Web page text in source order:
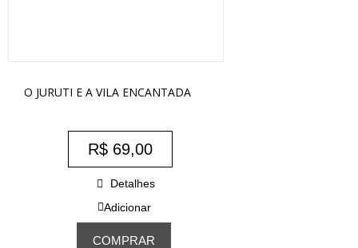
O JURUTI E A VILA ENCANTADA
R$69,00
Detalhes
Adicionar
COMPRAR